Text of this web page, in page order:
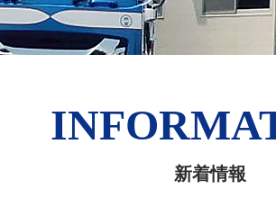
新着情報